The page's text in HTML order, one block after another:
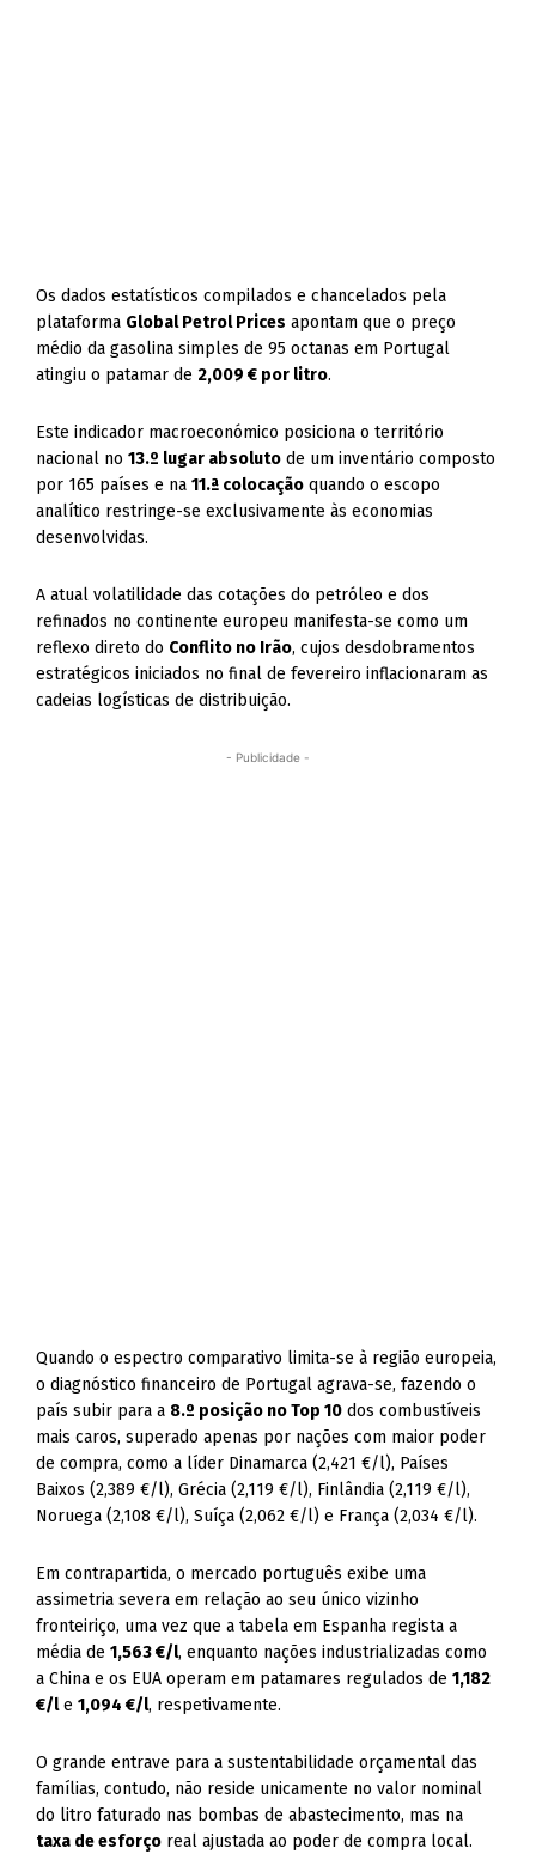
Os dados estatísticos compilados e chancelados pela
plataforma Global Petrol Prices apontam que o preço
médio da gasolina simples de 95 octanas em Portugal
atingiu o patamar de2,009 € por litro.
Este indicador macroeconómico posiciona o território
nacional no13.º lugar absoluto de um inventário composto
por 165 países e na11.ª colocação quando o escopo
analítico restringe-se exclusivamente às economias
desenvolvidas.
A atual volatilidade das cotações do petróleo e dos
refinados no continente europeu manifesta-se como um
reflexo direto do Conflito no Irão, cujos desdobramentos
estratégicos iniciados no final de fevereiro inflacionaram as
cadeias logísticas de distribuição.
- Publicidade -
Quando o espectro comparativo limita-se à região europeia,
o diagnóstico financeiro de Portugal agrava-se, fazendo o
país subir para a 8.º posição no Top 10 dos combustíveis
mais caros, superado apenas por nações com maior poder
de compra, como a líder Dinamarca (2,421 €/l), Países
Baixos (2,389 €/l), Grécia (2,119 €/l), Finlândia (2,119 €/l),
Noruega (2,108 €/l), Suíça (2,062 €/l) e França (2,034 €/l).
Em contrapartida, o mercado português exibe uma
assimetria severa em relação ao seu único vizinho
fronteiriço, uma vez que a tabela em Espanha regista a
média de1,563 €/l, enquanto nações industrializadas como
a China e os EUA operam em patamares regulados de1,182
€/le1,094 €/l, respetivamente.
O grande entrave para a sustentabilidade orçamental das
famílias, contudo, não reside unicamente no valor nominal
do litro faturado nas bombas de abastecimento, mas na
taxa de esforço real ajustada ao poder de compra local.